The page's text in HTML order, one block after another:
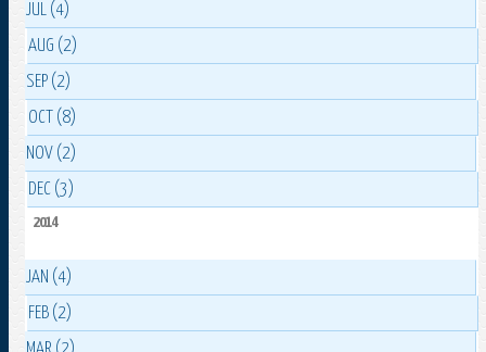
JUL (4)
AUG (2)
SEP (2)
OCT (8)
NOV (2)
DEC (3)
2014
JAN (4)
FEB (2)